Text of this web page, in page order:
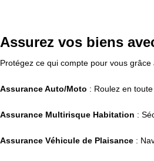
Assurez vos biens
Protégez ce qui compte pour vous
Assurance Auto/Moto : Roulez en
Assurance Multirisque Habitation :
Assurance Véhicule de Plaisance :